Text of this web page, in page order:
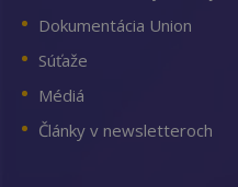
Dokumentácia Union
Súťaže
Médiá
Články v newsletteroch